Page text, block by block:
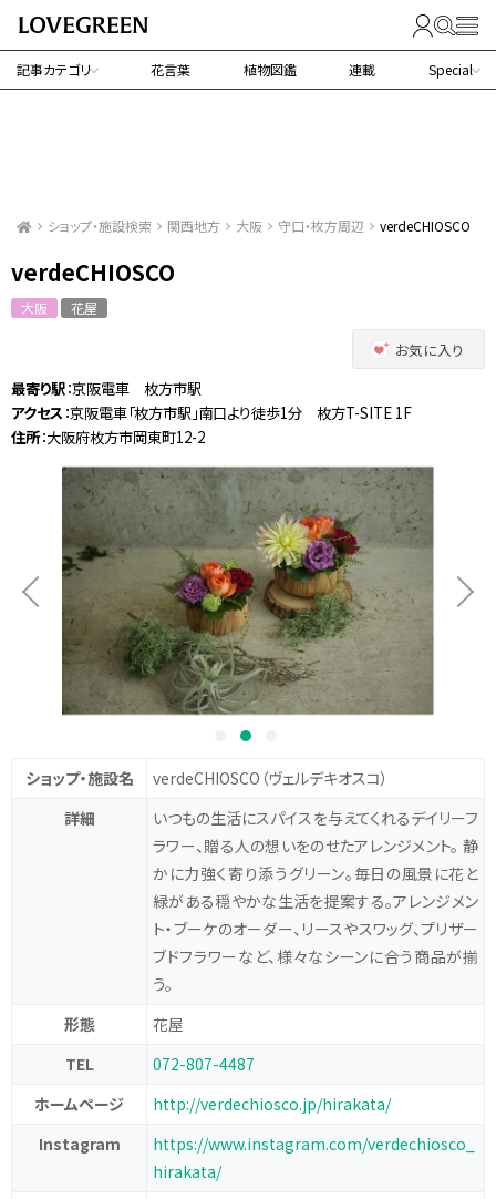
記事カテゴリ 花言葉 植物図鑑 連載 Special
ショップ・施設検索 関西地方 大阪 守口・枚方周辺 verdeCHIOSCO
verdeCHIOSCO
大阪 花屋
お気に入り
最寄り駅：京阪電車 枚方市駅
アクセス ：京阪電車「枚方市駅」南口より徒歩1分 枚方T-SITE 1F
住所：大阪府枚方市岡東町12-2
ショップ・施設名 verdeCHIOSCO （ヴェルデキオスコ）
詳細
いつもの生活にスパイスを与えてくれるデイリーフ
ラワー、贈る人の想いをのせたアレンジメント。 静
かに力強く寄り添うグリーン。毎日の風景に花と
緑がある穏やかな生活を提案する。アレンジメン
ト・ブーケのオーダー、リースやスワッグ、プリザー
ブドフラワーなど、様々なシーンに合う商品が揃
う。
形態
花屋
TEL
072-807-4487
ホームページ
http://verdechiosco.jp/hirakata/
Instagram
https://www.instagram.com/verdechiosco_
hirakata/